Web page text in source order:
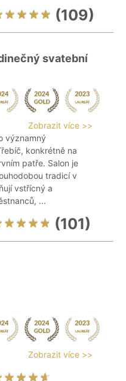
(109)
svatební
Zobrazit více >>
významný
konkrétně na
patře. Salon je
tradicí v
vstřícný a
...
(101)
Zobrazit více >>